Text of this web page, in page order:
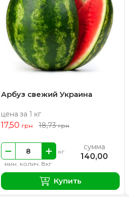
Арбуз свежий Украина
цена за 1 кг
17,50 грн 18,73грн
мин. колич. 8кг
кг сумма
140,00
Купить